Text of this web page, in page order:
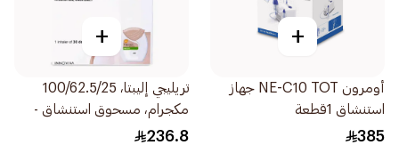
+
أومرون NE-C10 TOT جهاز
استنشاق 1قطعة
385
+
تريليجي إليبتا، 100/62.5/25
مكجرام، مسحوق استنشاق -
30 جرعة 1قطعة
236.8